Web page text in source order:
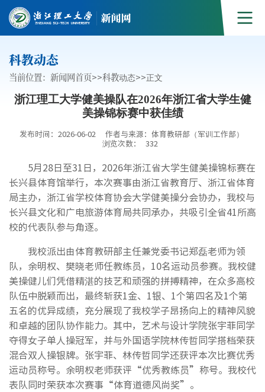
科教动态
当前位置： 新闻网首页>>科教动态>>正文
浙江理工大学健美操队在2026年浙江省大学生健
美操锦标赛中获佳绩
发布时间：2026-06-02
作者与来源：体育教研部（军训工作部）
浏览次数：
332
5月28日至31日，2026年浙江省大学生健美操锦标赛在
长兴县体育馆举行，本次赛事由浙江省教育厅、浙江省体育
局主办，浙江省学校体育协会大学健美操分会协办，我校与
长兴县文化和广电旅游体育局共同承办，共吸引全省41所高
校的代表队参与角逐。
我校派出由体育教研部主任兼党委书记郑磊老师为领
队，余明权、樊晓老师任教练员，10名运动员参赛。我校健
美操健儿们凭借精湛的技艺和顽强的拼搏精神，在众多高校
队伍中脱颖而出，最终斩获1金、1银、1个第四名及1个第
五名的优异成绩，充分展现了我校学子昂扬向上的精神风貌
和卓越的团队协作能力。其中，艺术与设计学院张宇菲同学
夺得女子单人操冠军，并与外国语学院林传哲同学搭档荣获
混合双人操银牌。张宇菲、林传哲同学还获评本次比赛优秀
运动员称号。余明权老师获评“优秀教练员”称号。我校代
表队同时荣获本次赛事“体育道德风尚奖”。